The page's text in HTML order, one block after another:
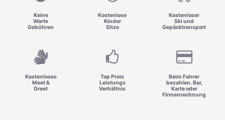
Keine
Warte
Gebühren
Kostenlose
Kinder
Sitze
Kostenloser
Ski und
Gepäcktransport
Kostenloses
Meet &
Greet
Top Preis
Leistungs
Verhältnis
Beim Fahrer
bezahlen. Bar,
Karte oder
Firmenrechnung